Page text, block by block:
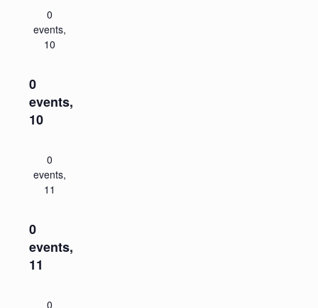
0
events,
10
0
events,
10
0
events,
11
0
events,
11
0